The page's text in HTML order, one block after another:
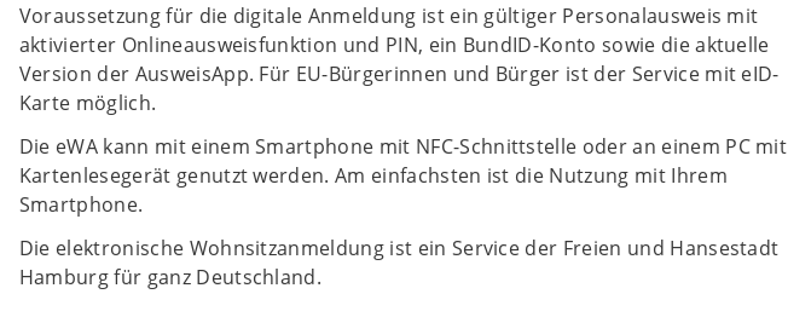
Voraussetzung für die digitale Anmeldung ist ein gültiger Personalausweis mit
aktivierter Onlineausweisfunktion und PIN, ein BundID-Konto sowie die aktuelle
Version der AusweisApp. Für EU-Bürgerinnen und Bürger ist der Service mit eID-
Karte möglich.
Die eWA kann mit einem Smartphone mit NFC-Schnittstelle oder an einem PC mit
Kartenlesegerät genutzt werden. Am einfachsten ist die Nutzung mit Ihrem
Smartphone.
Die elektronische Wohnsitzanmeldung ist ein Service der Freien und Hansestadt
Hamburg für ganz Deutschland.